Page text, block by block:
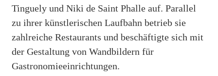
Tinguely und Niki de Saint Phalle auf. Parallel
zu ihrer künstlerischen Laufbahn betrieb sie
zahlreiche Restaurants und beschäftigte sich mit
der Gestaltung von Wandbildern für
Gastronomieeinrichtungen.